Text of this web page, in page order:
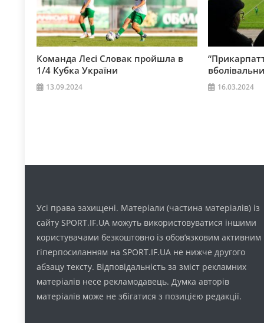
Команда Лесі Словак пройшла в
1/4 Кубка України
13.09.2024 16.03.2024
Усі права захищені. Матеріали (частина матеріалів) із
сайту SPORT.IF.UA можуть використовуватися іншими
користувачами безкоштовно із обов’язковим активним
гіперпосиланням на SPORT.IF.UA не нижче другого
абзацу тексту. Відповідальність за зміст рекламних
матеріалів несе рекламодавець. Думка авторів
матеріалів може не збігатися з позицією редакції.